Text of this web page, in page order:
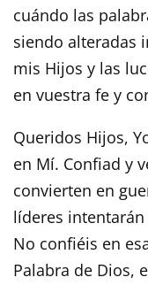
cuándo las
siendo alteradas
mis Hijos y las
en vuestra fe y
Queridos Hijos,
en Mí. Confiad y
convierten en
líderes
No confiéis en
Palabra de Dios,